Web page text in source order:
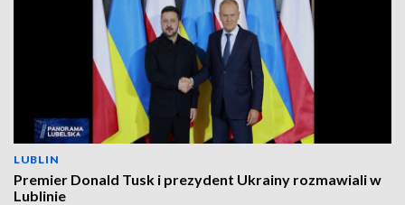
LUBLIN
Premier Donald Tusk i prezydent Ukrainy rozmawiali w
Lublinie